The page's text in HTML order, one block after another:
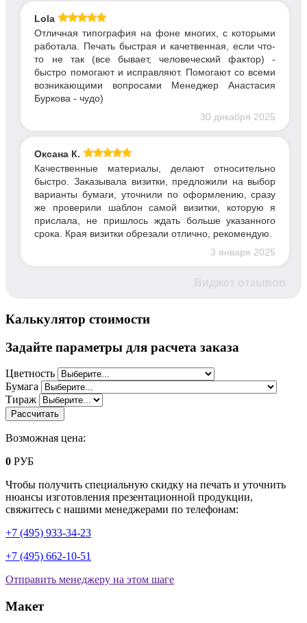
Lola
Отличная типография на фоне многих, с которыми
работала. Печать быстрая и качетвенная, если что-
то не так (все бывает, человеческий фактор) -
быстро помогают и исправляют. Помогают со всеми
возникающими вопросами Менеджер Анастасия
Буркова - чудо)
30 декабря 2025
Оксана К.
Качественные материалы, делают относительно
быстро. Заказывала визитки, предложили на выбор
варианты бумаги, уточнили по оформлению, сразу
же проверили шаблон самой визитки, которую я
прислала, не пришлось ждать больше указанного
срока. Края визитки обрезали отлично, рекомендую.
3 января 2025
Калькулятор стоимости
Задайте параметры для расчета заказа
Цветность
Бумага
Тираж
Возможная цена:
0 РУБ
Чтобы получить специальную скидку на печать и уточнить
нюансы изготовления презентационной продукции,
свяжитесь с нашими менеджерами по телефонам:
+7 (495) 933-34-23
+7 (495) 662-10-51
Отправить менеджеру на этом шаге
Макет